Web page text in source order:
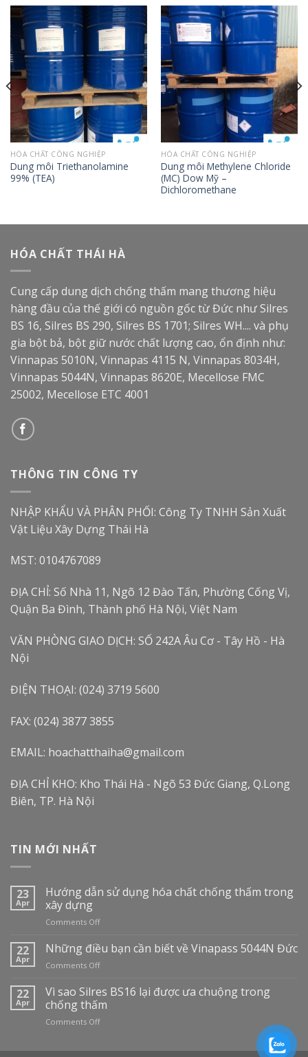
HÓA CHẤT CÔNG NGHIỆP
Dung môi Triethanolamine
99% (TEA)
HÓA CHẤT CÔNG NGHIỆP
Dung môi Methylene Chloride
(MC) Dow Mỹ –
Dichloromethane
HÓA CHẤT THÁI HÀ
Cung cấp dung dịch chống thấm mang thương hiệu
hàng đầu của thế giới có nguồn gốc từ Đức như Silres
BS 16, Silres BS 290, Silres BS 1701; Silres WH.... và phụ
gia bột bả, bột giữ nước chất lượng cao, ổn định như:
Vinnapas 5010N, Vinnapas 4115 N, Vinnapas 8034H,
Vinnapas 5044N, Vinnapas 8620E, Mecellose FMC
25002, Mecellose ETC 4001
THÔNG TIN CÔNG TY
NHẬP KHẨU VÀ PHÂN PHỐI: Công Ty TNHH Sản Xuất
Vật Liệu Xây Dựng Thái Hà
MST: 0104767089
ĐỊA CHỈ: Số Nhà 11, Ngõ 12 Đào Tấn, Phường Cống Vị,
Quận Ba Đình, Thành phố Hà Nội, Việt Nam
VĂN PHÒNG GIAO DỊCH: SỐ 242A Âu Cơ - Tây Hồ - Hà
Nội
ĐIỆN THOẠI: (024) 3719 5600
FAX: (024) 3877 3855
EMAIL: hoachatthaiha@gmail.com
ĐỊA CHỈ KHO: Kho Thái Hà - Ngõ 53 Đức Giang, Q.Long
Biên, TP. Hà Nội
TIN MỚI NHẤT
23
Apr
Hướng dẫn sử dụng hóa chất chống thấm trong
xây dựng
Comments Offon
dẫn
sử
chất
chống
dựng
22
Apr
Những điều bạn cần biết về Vinapass 5044N Đức
Comments Offon
điều
bạn
cần
biết
22
Apr
Vì sao Silres BS16 lại được ưa chuộng trong
chống thấm
Comments Offon